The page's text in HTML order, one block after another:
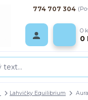
774 707 304
0
0
Lahvičky Equilibrium